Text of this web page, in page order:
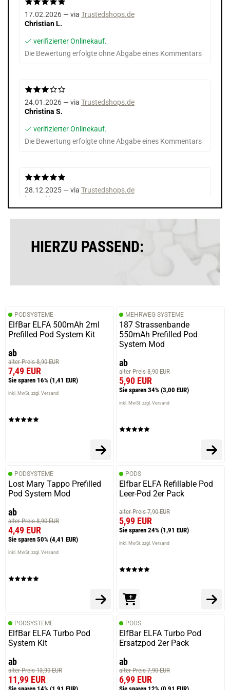
17.02.2026 — via Trustedshops.de
Christian L.
verifizierter Onlinekauf.
Die Bewertung erfolgte ohne Abgabe eines Kommentars
24.01.2026 — via Trustedshops.de
Christina S.
verifizierter Onlinekauf.
Die Bewertung erfolgte ohne Abgabe eines Kommentars
28.12.2025 — via Trustedshops.de
Ivette H.
Jannek S.
Qualität gleichbleibend und bin immer zufrieden. Deutlich
billiger als im Laden oder andere Shops.
05.12.2025 — via
Trustedshops.de
Andre S.
Walter S.
verifizierter Onlinekauf.
13.10.2025 — via
verifizierter Onlinekauf.
13.10.2025 — via Trustedshops.de
Ralph A.
Die Bewertung erfolgte ohne Abgabe eines Kommentars
HIERZU PASSEND:
PODSYSTEME
ElfBar ELFA 500mAh 2ml
Prefilled Pod System Kit
ab
alter Preis 8,90 EUR
7,49 EUR
Sie sparen 16% (1,41 EUR)
inkl. MwSt. zzgl. Versand
MEHRWEG SYSTEME
187 Strassenbande
550mAh Prefilled Pod
System Mod
ab
alter Preis 8,90 EUR
5,90 EUR
Sie sparen 34% (3,00 EUR)
inkl. MwSt. zzgl. Versand
PODSYSTEME
Lost Mary Tappo Prefilled
Pod System Mod
ab
alter Preis 8,90 EUR
4,49 EUR
Sie sparen 50% (4,41 EUR)
inkl. MwSt. zzgl. Versand
PODS
Elfbar ELFA Refillable Pod
Leer-Pod 2er Pack
alter Preis 7,90 EUR
5,99 EUR
Sie sparen 24% (1,91 EUR)
inkl. MwSt. zzgl. Versand
PODSYSTEME
ElfBar ELFA Turbo Pod
System Kit
ab
alter Preis 13,90 EUR
11,99 EUR
PODS
ElfBar ELFA Turbo Pod
Ersatzpod 2er Pack
ab
alter Preis 7,90 EUR
6,99 EUR